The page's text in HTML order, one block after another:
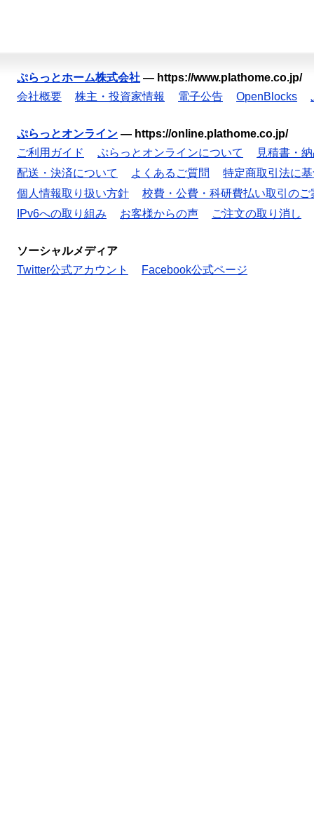
ぷらっとホーム株式会社 — https://www.plathome.co.jp/
会社概要
株主・投資家情報 電子公告 OpenBlocks
ぷらっとオンライン — https://online.plathome.co.jp/
ご利用ガイド
ぷらっとオンラインについて
見積書・
配送・決済について
よくあるご質問
特定商取引法に
個人情報取り扱い方針
校費・公費・科研費払い取引のご
IPv6への取り組み
お客様からの声 ご注文の取り消し
ソーシャルメディア
Twitter公式アカウント
Facebook公式ページ